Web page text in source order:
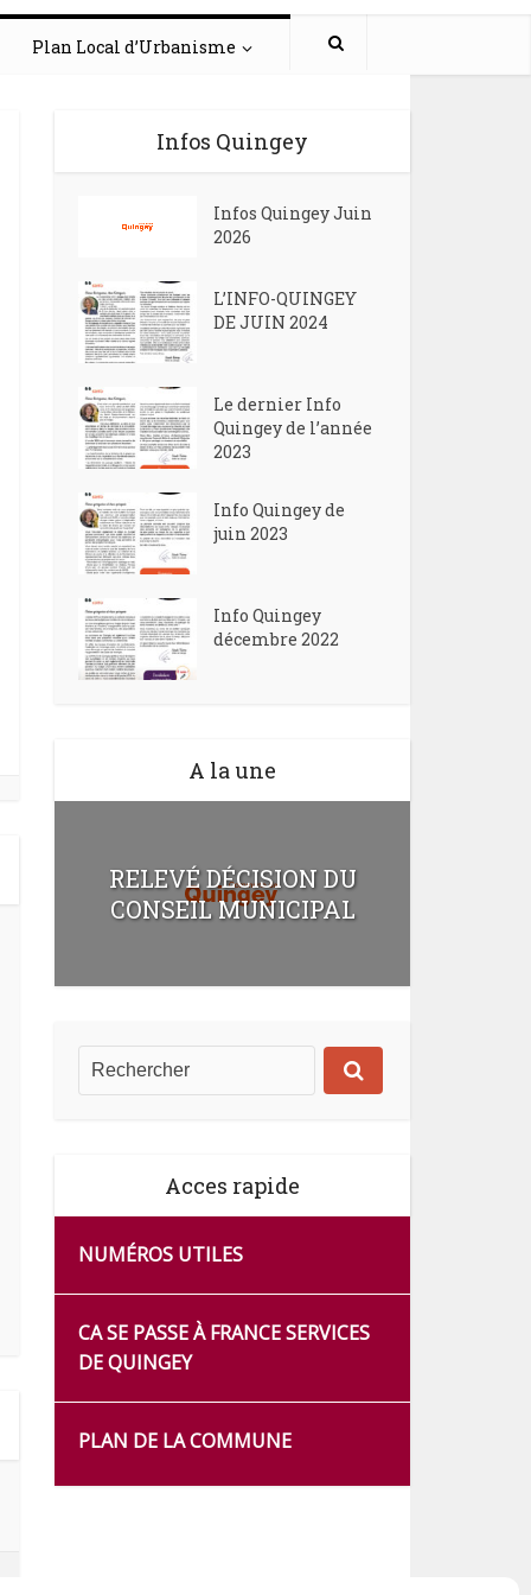
Plan Local d’Urbanisme
Infos Quingey
Infos Quingey Juin
2026
L’INFO-QUINGEY
DE JUIN 2024
Le dernier Info
Quingey de l’année
2023
Info Quingey de
juin 2023
Info Quingey
décembre 2022
A la une
RELEVÉ DÉCISION DU
CONSEIL MUNICIPAL
Acces rapide
NUMÉROS UTILES
CA SE PASSE À FRANCE SERVICES
DE QUINGEY
PLAN DE LA COMMUNE